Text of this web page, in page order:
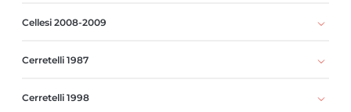
Cellesi 2008-2009
Cerretelli 1987
Cerretelli 1998